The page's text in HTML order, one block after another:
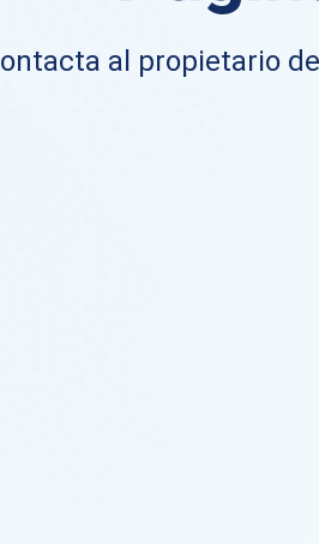
al propietario